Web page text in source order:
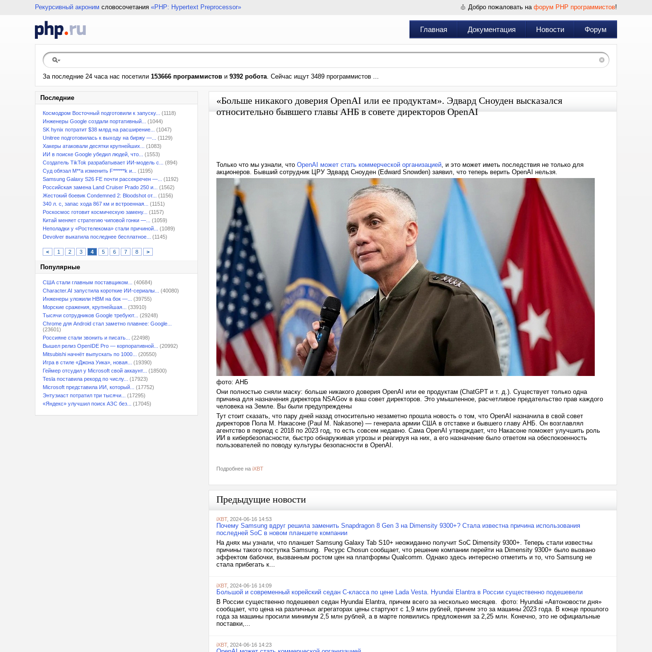
Рекурсивный акроним словосочетания «PHP: Hypertext Preprocessor» Добро пожаловать на форум PHP программистов!
Главная Документация Новости Форум
За последние 24 часа нас посетили 153666 программистов и 9392 робота. Сейчас ищут 3489 программистов ...
Последние
Космодром Восточный подготовили к запуску...
(1118)
Инженеры Google создали портативный...
(1044)
SK hynix потратит $38 млрд на расширение...
(1047)
Unitree подготовилась к выходу на биржу —...
(1129)
Хакеры атаковали десятки крупнейших...
(1083)
ИИ в поиске Google убедил людей, что...
(1553)
Создатель TikTok разрабатывает ИИ-модель с...
(894)
Суд обязал M**a изменить F******k и...
(1195)
Samsung Galaxy S26 FE почти рассекречен —...
(1192)
Российская замена Land Cruiser Prado 250 и...
(1562)
Жестокий боевик Condemned 2: Bloodshot от...
(1156)
340 л. с, запас хода 867 км и встроенная...
(1151)
Роскосмос готовит космическую замену...
(1157)
Китай меняет стратегию чиповой гонки —...
(1059)
Неполадки у «Ростелекома» стали причиной...
(1089)
Devolver выкатила последнее бесплатное...
(1145)
< 1 2 3 4 5 6 7 8 >
Популярные
США стали главным поставщиком...
(40684)
Character.AI запустила короткие ИИ-сериалы...
(40080)
Инженеры уложили HBM на бок —...
(39755)
Морские сражения, крупнейшая...
(33910)
Тысячи сотрудников Google требуют...
(29248)
Chrome для Android стал заметно плавнее: Google...
(23601)
Россияне стали звонить и писать...
(22498)
Вышел релиз OpenIDE Pro — корпоративной...
(20992)
Mitsubishi начнёт выпускать по 1000...
(20550)
Игра в стиле «Джона Уика», новая...
(19390)
Геймер отсудил у Microsoft свой аккаунт...
(18500)
Tesla поставила рекорд по числу...
(17923)
Microsoft представила ИИ, который...
(17752)
Энтузиаст потратил три тысячи...
(17295)
«Яндекс» улучшил поиск АЗС без...
(17045)
«Больше никакого доверия OpenAI или ее продуктам». Эдвард Сноуден высказался
относительно бывшего главы АНБ в совете директоров OpenAI
Только что мы узнали, что OpenAI может стать коммерческой организацией, и это может иметь последствия не только для
акционеров. Бывший сотрудник ЦРУ Эдвард Сноуден (Edward Snowden) заявил, что теперь верить OpenAI нельзя.
фото: АНБ
Они полностью сняли маску: больше никакого доверия OpenAI или ее продуктам (ChatGPT и т. д.). Существует только одна
причина для назначения директора NSAGov в ваш совет директоров. Это умышленное, расчетливое предательство прав каждого
человека на Земле. Вы были предупреждены
Тут стоит сказать, что пару дней назад относительно незаметно прошла новость о том, что OpenAI назначила в свой совет
директоров Пола М. Накасоне (Paul M. Nakasone) — генерала армии США в отставке и бывшего главу АНБ. Он возглавлял
агентство в период с 2018 по 2023 год, то есть совсем недавно. Сама OpenAI утверждает, что Накасоне поможет улучшить роль
ИИ в кибербезопасности, быстро обнаруживая угрозы и реагируя на них, а его назначение было ответом на обеспокоенность
пользователей по поводу культуры безопасности в OpenAI.
Подробнее на iXBT
Предыдущие новости
iXBT, 2024-06-16 14:53
Почему Samsung вдруг решила заменить Snapdragon 8 Gen 3 на Dimensity 9300+? Стала известна причина использования
последней SoC в новом планшете компании
На днях мы узнали, что планшет Samsung Galaxy Tab S10+ неожиданно получит SoC Dimensity 9300+. Теперь стали известны
причины такого поступка Samsung. Ресурс Chosun сообщает, что решение компании перейти на Dimensity 9300+ было вызвано
эффектом бабочки, вызванным ростом цен на платформы Qualcomm. Однако здесь интересно отметить и то, что Samsung не
стала прибегать к...
iXBT, 2024-06-16 14:09
Большой и современный корейский седан С-класса по цене Lada Vesta. Hyundai Elantra в России существенно подешевели
В России существенно подешевел седан Hyundai Elantra, причем всего за несколько месяцев. фото: Hyundai «Автоновости дня»
сообщает, что цена на различных агрегаторах цены стартуют с 1,9 млн рублей, причем это за машины 2023 года. В конце прошлого
года за машины просили минимум 2,5 млн рублей, а в марте появились предложения за 2,25 млн. Конечно, это не официальные
поставки,...
iXBT, 2024-06-16 14:23